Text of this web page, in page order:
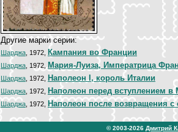
Другие марки серии:
Шарджа , 1972, Кампания во Франции
Шарджа , 1972, Мария-Луиза, Императрица
Шарджа , 1972, Наполеон I, король Италии
Шарджа , 1972, Наполеон перед вступлением в
Шарджа , 1972, Наполеон после возвращения с
© 2003-2026 Дмитрий